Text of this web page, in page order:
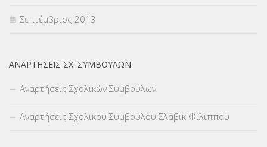
Σεπτέμβριος 2013
ΑΝΑΡΤΉΣΕΙΣ ΣΧ. ΣΥΜΒΟΎΛΩΝ
Αναρτήσεις Σχολικών Συμβούλων
Αναρτήσεις Σχολικού Συμβούλου Σλάβικ Φίλιππου